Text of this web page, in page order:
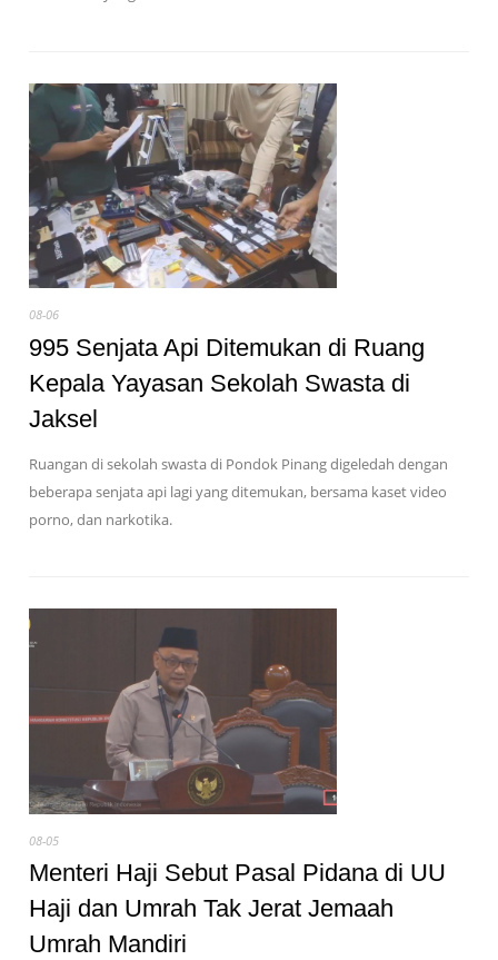
08-06
995 Senjata Api Ditemukan di Ruang
Kepala Yayasan Sekolah Swasta di
Jaksel
Ruangan di sekolah swasta di Pondok Pinang digeledah dengan
beberapa senjata api lagi yang ditemukan, bersama kaset video
porno, dan narkotika.
08-05
Menteri Haji Sebut Pasal Pidana di UU
Haji dan Umrah Tak Jerat Jemaah
Umrah Mandiri